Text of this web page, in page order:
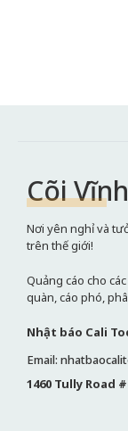
Cõi
Nơi yên nghỉ và
trên thế giới!
Quảng cáo cho
quàn, cáo phó,
Nhật báo Cali
Email:
1460 Tully Road